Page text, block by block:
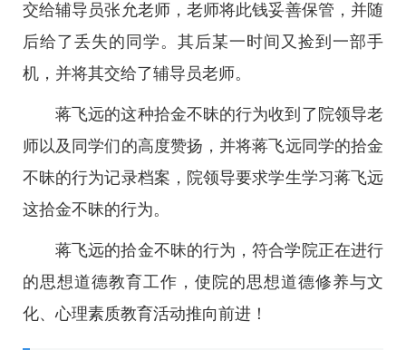
交给辅导员张允老师，老师将此钱妥善保管，并随
后给了丢失的同学。其后某一时间又捡到一部手
机，并将其交给了辅导员老师。
蒋飞远的这种拾金不昧的行为收到了院领导老
师以及同学们的高度赞扬，并将蒋飞远同学的拾金
不昧的行为记录档案，院领导要求学生学习蒋飞远
这拾金不昧的行为。
蒋飞远的拾金不昧的行为，符合学院正在进行
的思想道德教育工作，使院的思想道德修养与文
化、心理素质教育活动推向前进！